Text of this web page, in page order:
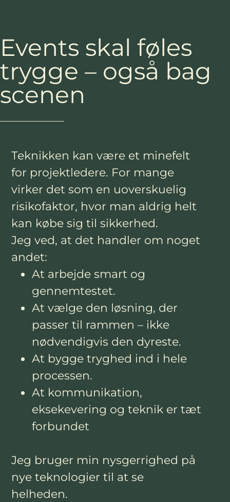
Events skal føles
trygge – også bag
scenen
Teknikken kan være et minefelt
for projektledere. For mange
virker det som en uoverskuelig
risikofaktor, hvor man aldrig helt
kan købe sig til sikkerhed.
Jeg ved, at det handler om noget
andet:
At arbejde smart og
gennemtestet.
At vælge den løsning, der
passer til rammen – ikke
nødvendigvis den dyreste.
At bygge tryghed ind i hele
processen.
At kommunikation,
eksekevering og teknik er tæt
forbundet
Jeg bruger min nysgerrighed på
nye teknologier til at se
helheden.